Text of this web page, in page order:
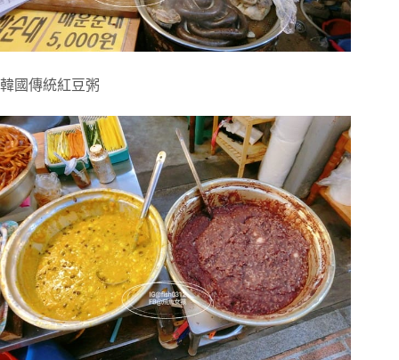
韓國傳統紅豆粥